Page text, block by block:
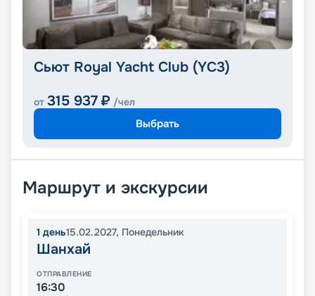
Сьют Royal Yacht Club (YC3)
от 315 937 ₽ /чел
Выбрать
Маршрут и экскурсии
1 день15.02.2027, Понедельник
Шанхай
ОТПРАВЛЕНИЕ
16:30